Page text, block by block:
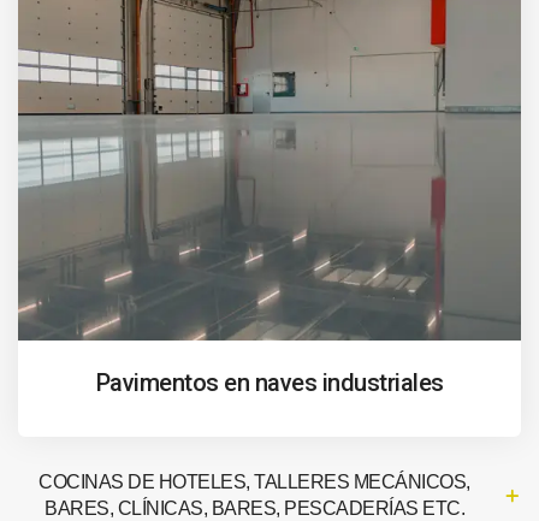
Pavimentos en naves industriales
COCINAS DE HOTELES, TALLERES MECÁNICOS,
BARES, CLÍNICAS, BARES, PESCADERÍAS ETC.